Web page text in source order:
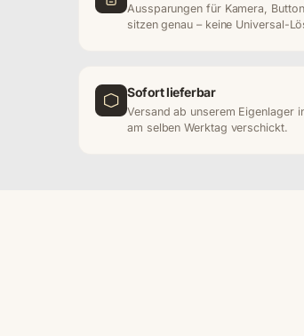
Aussparungen für Kamera,
sitzen genau – keine Universal-
Sofort lieferbar
Versand ab unserem Eigenlager
am selben Werktag verschickt.